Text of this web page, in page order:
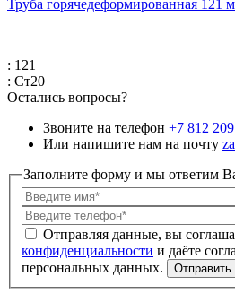
Труба горячедеформированная 121
: 121
: Ст20
Остались вопросы?
Звоните на телефон +7 812
Или напишите нам на почту
Заполните форму и мы ответим
конфиденциальности